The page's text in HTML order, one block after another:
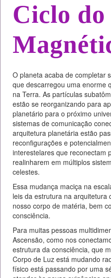
Ciclo do
O planeta acaba de completar
que descarregou uma enorme
na Terra. As partículas
estão se reorganizando para
planetário para o próximo
sistemas de comunicação
arquitetura planetária estão
reconfigurações e
interestelares que reconectam
realinharem em múltiplos
celestes.
Essa mudança maciça na
leis da estrutura na arquitetura
nosso corpo de matéria, bem
consciência.
Para muitas pessoas
Ascensão, como nos
estrutura da consciência, que
Corpo de Luz está mudando
físico está passando por uma